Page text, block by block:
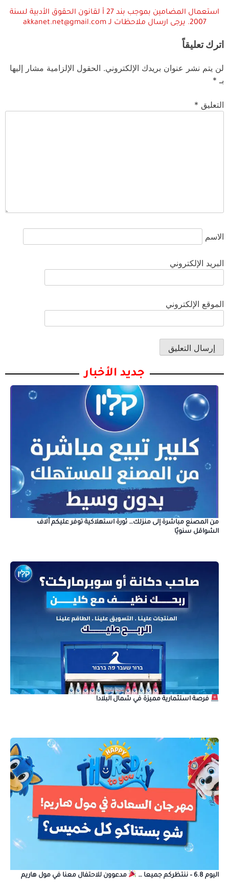
استعمال المضامين بموجب بند 27 أ لقانون الحقوق الأدبية لسنة
2007. يرجى ارسال ملاحظات لـ akkanet.net@gmail.com
اترك تعليقاً
لن يتم نشر عنوان بريدك الإلكتروني. الحقول الإلزامية مشار إليها
بـ *
التعليق *
الاسم
البريد الإلكتروني
الموقع الإلكتروني
جديد الأخبار
من المصنع مباشرة إلى منزلك… ثورة استهلاكية توفر عليكم آلاف
الشواقل سنويًا
فرصة استثمارية مميزة في شمال البلاد!
اليوم 6.8 – ننتظركم جميعا … مدعوون للاحتفال معنا في مول هاريم